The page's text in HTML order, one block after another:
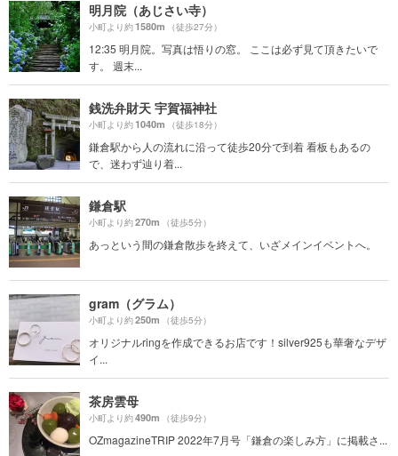
明月院（あじさい寺）
小町より約1580m （徒歩27分）
12:35 明月院。写真は悟りの窓。 ここは必ず見て頂きたいで
す。 週末...
銭洗弁財天 宇賀福神社
小町より約1040m （徒歩18分）
鎌倉駅から人の流れに沿って徒歩20分で到着 看板もあるの
で、迷わず辿り着...
鎌倉駅
小町より約270m （徒歩5分）
あっという間の鎌倉散歩を終えて、いざメインイベントへ。
gram（グラム）
小町より約250m （徒歩5分）
オリジナルringを作成できるお店です！silver925も華奢なデザ
イ...
茶房雲母
小町より約490m （徒歩9分）
OZmagazineTRIP 2022年7月号「鎌倉の楽しみ方」に掲載さ...